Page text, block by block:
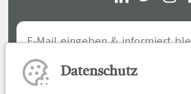
Datenschutz